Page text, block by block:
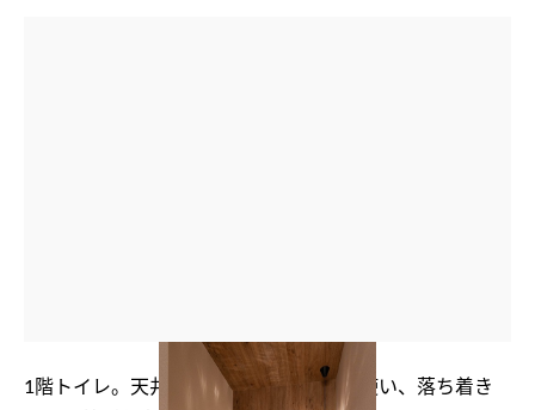
1階トイレ。天井･壁･カウンターに木を使い、落ち着き